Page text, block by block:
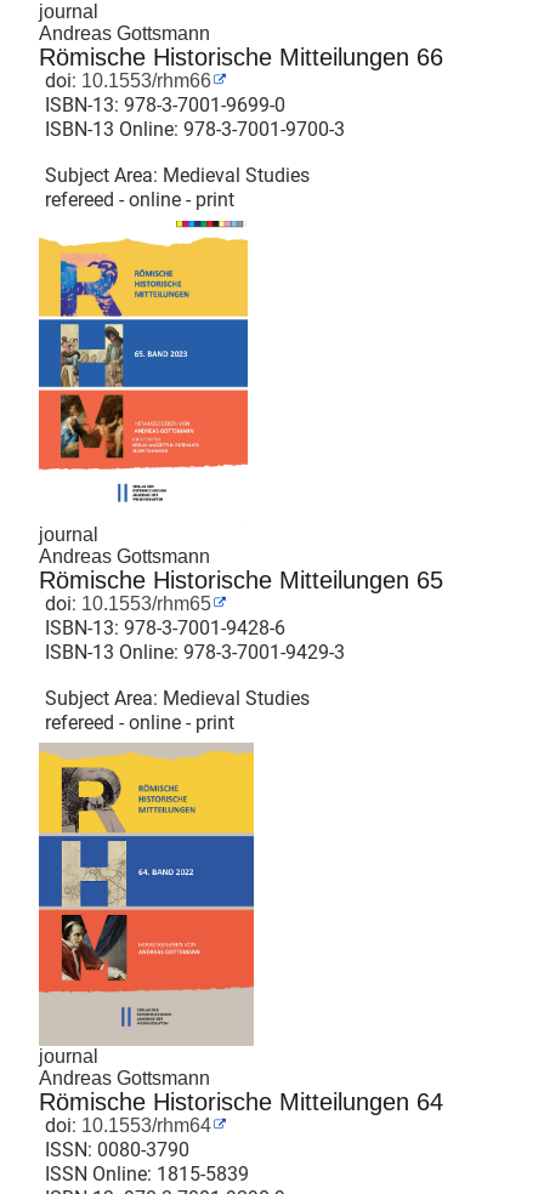
journal
Andreas Gottsmann
Römische Historische Mitteilungen 66
doi: 10.1553/rhm66
ISBN-13: 978-3-7001-9699-0
ISBN-13 Online: 978-3-7001-9700-3
Subject Area: Medieval Studies
refereed - online - print
journal
Andreas Gottsmann
Römische Historische Mitteilungen 65
doi: 10.1553/rhm65
ISBN-13: 978-3-7001-9428-6
ISBN-13 Online: 978-3-7001-9429-3
Subject Area: Medieval Studies
refereed - online - print
journal
Andreas Gottsmann
Römische Historische Mitteilungen 64
doi: 10.1553/rhm64
ISSN: 0080-3790
ISSN Online: 1815-5839